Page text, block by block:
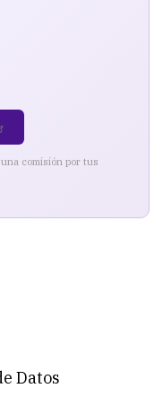
comisión por tus
Datos